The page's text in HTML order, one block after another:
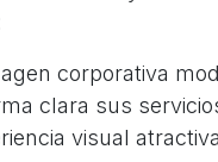
corporativa
clara sus
visual